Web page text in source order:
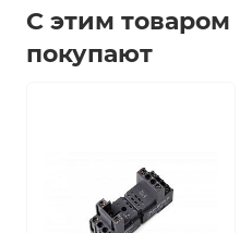
С этим товаром
покупают